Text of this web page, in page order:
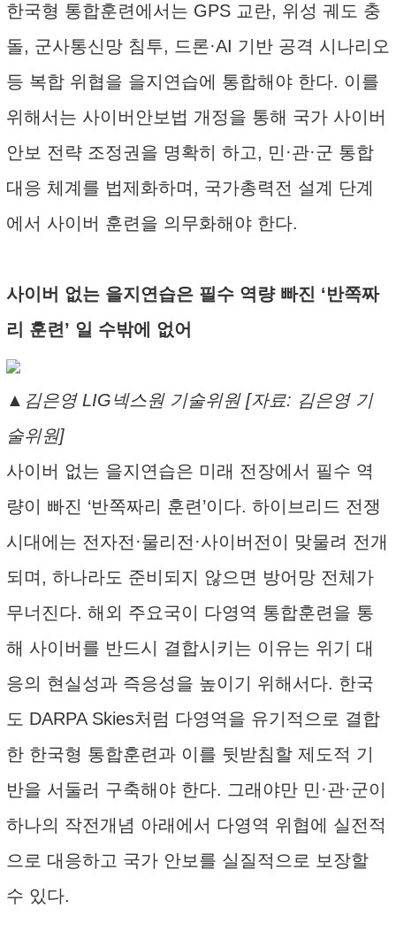
한국형 통합훈련에서는 GPS 교란, 위성 궤도 충
돌, 군사통신망 침투, 드론·AI 기반 공격 시나리오
등 복합 위협을 을지연습에 통합해야 한다. 이를
위해서는 사이버안보법 개정을 통해 국가 사이버
안보 전략 조정권을 명확히 하고, 민·관·군 통합
대응 체계를 법제화하며, 국가총력전 설계 단계
에서 사이버 훈련을 의무화해야 한다.
사이버 없는 을지연습은 필수 역량 빠진 ‘반쪽짜
리 훈련’ 일 수밖에 없어
▲김은영 LIG넥스원 기술위원 [자료: 김은영 기
술위원]
사이버 없는 을지연습은 미래 전장에서 필수 역
량이 빠진 ‘반쪽짜리 훈련’이다. 하이브리드 전쟁
시대에는 전자전·물리전·사이버전이 맞물려 전개
되며, 하나라도 준비되지 않으면 방어망 전체가
무너진다. 해외 주요국이 다영역 통합훈련을 통
해 사이버를 반드시 결합시키는 이유는 위기 대
응의 현실성과 즉응성을 높이기 위해서다. 한국
도 DARPA Skies처럼 다영역을 유기적으로 결합
한 한국형 통합훈련과 이를 뒷받침할 제도적 기
반을 서둘러 구축해야 한다. 그래야만 민·관·군이
하나의 작전개념 아래에서 다영역 위협에 실전적
으로 대응하고 국가 안보를 실질적으로 보장할
수 있다.